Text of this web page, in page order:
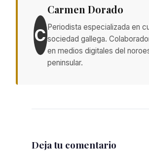
C
Carmen Dorado
Periodista especializada en
sociedad gallega.
en medios digitales del
peninsular.
Deja tu comentario